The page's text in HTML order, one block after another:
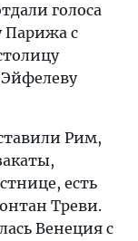
голоса
Парижа с
Рим,
есть
Треви.
Венеция с